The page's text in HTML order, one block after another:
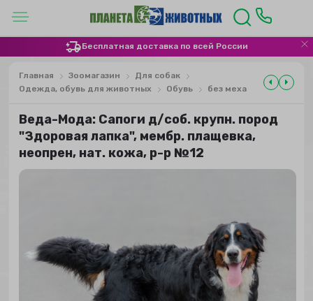
Бесплатная доставка по всей России
Главная Зоомагазин
Для собак
Одежда, обувь для животных
Обувь без меха
Веда-Мода: Сапоги д/соб. крупн. пород
"Здоровая лапка", мембр. плащевка,
неопрен, нат. кожа, р-р №12